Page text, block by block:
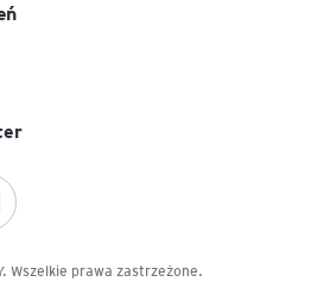
Wszelkie prawa zastrzeżone.